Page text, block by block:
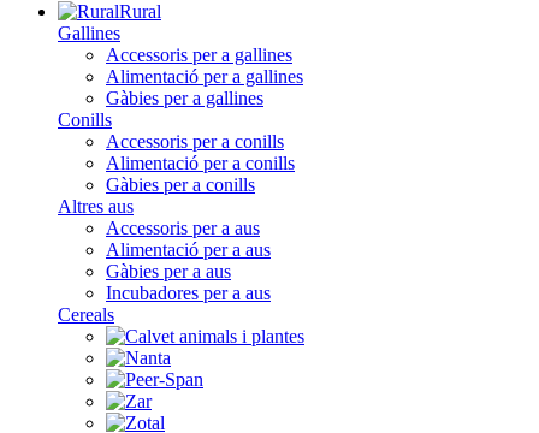
Rural
Gallines
Accessoris per a gallines
Alimentació per a gallines
Gàbies per a gallines
Conills
Accessoris per a conills
Alimentació per a conills
Gàbies per a conills
Altres aus
Accessoris per a aus
Alimentació per a aus
Gàbies per a aus
Incubadores per a aus
Cereals